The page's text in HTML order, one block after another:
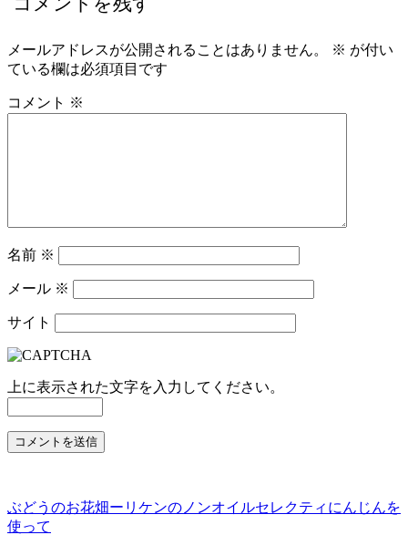
メールアドレスが公開されることはありません。 ※ が付い
ている欄は必須項目です
コメント ※
名前 ※
メール ※
サイト
上に表示された文字を入力してください。
ぶどうのお花畑ーリケンのノンオイルセレクティにんじんを
使って